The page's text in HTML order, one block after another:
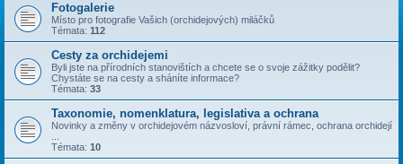
Fotogalerie
Místo pro fotografie Vašich (orchidejových) miláčků
Témata: 112
Cesty za orchidejemi
Byli jste na přírodních stanovištích a chcete se o svoje zážitky podělit?
Chystáte se na cesty a sháníte informace?
Témata: 33
Taxonomie, nomenklatura, legislativa a ochrana
Novinky a změny v orchidejovém názvosloví, právní rámec, ochrana orchidejí
Témata: 10